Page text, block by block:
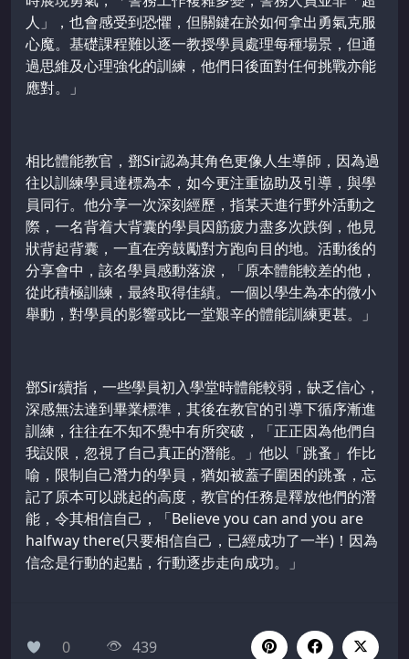
人」，也會感受到恐懼，但關鍵在於如何拿出勇氣克服
心魔。基礎課程難以逐一教授學員處理每種場景，但通
過思維及心理強化的訓練，他們日後面對任何挑戰亦能
應對。」
相比體能教官，鄧Sir認為其角色更像人生導師，因為過
往以訓練學員達標為本，如今更注重協助及引導，與學
員同行。他分享一次深刻經歷，指某天進行野外活動之
際，一名背着大背囊的學員因筋疲力盡多次跌倒，他見
狀背起背囊，一直在旁鼓勵對方跑向目的地。活動後的
分享會中，該名學員感動落淚，「原本體能較差的他，
從此積極訓練，最終取得佳績。一個以學生為本的微小
舉動，對學員的影響或比一堂艱辛的體能訓練更甚。」
鄧Sir續指，一些學員初入學堂時體能較弱，缺乏信心，
深感無法達到畢業標準，其後在教官的引導下循序漸進
訓練，往往在不知不覺中有所突破，「正正因為他們自
我設限，忽視了自己真正的潛能。」他以「跳蚤」作比
喻，限制自己潛力的學員，猶如被蓋子圍困的跳蚤，忘
記了原本可以跳起的高度，教官的任務是釋放他們的潛
能，令其相信自己，「Believe you can and you are
halfway there(只要相信自己，已經成功了一半)！因為
信念是行動的起點，行動逐步走向成功。」
0 439